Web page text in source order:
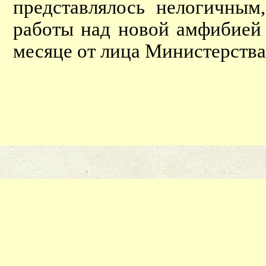
представлялось
работы над новой
месяце от лица